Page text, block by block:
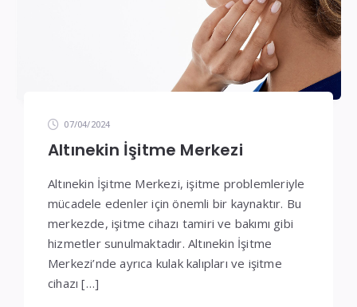
07/04/2024
Altınekin İşitme Merkezi
Altınekin İşitme Merkezi, işitme problemleriyle
mücadele edenler için önemli bir kaynaktır. Bu
merkezde, işitme cihazı tamiri ve bakımı gibi
hizmetler sunulmaktadır. Altınekin İşitme
Merkezi’nde ayrıca kulak kalıpları ve işitme
cihazı […]